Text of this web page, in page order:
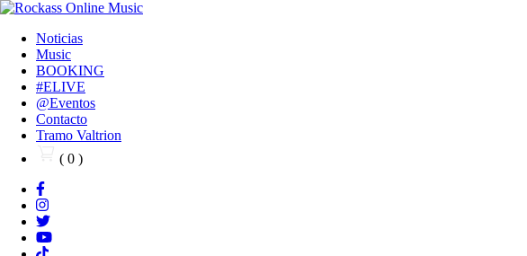
Noticias
Music
BOOKING
#ELIVE
@Eventos
Contacto
Tramo Valtrion
( 0 )